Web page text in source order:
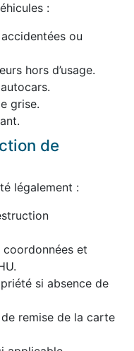
:
ou
hors d’usage.
grise.
de
légalement :
et
si absence de
remise de la carte